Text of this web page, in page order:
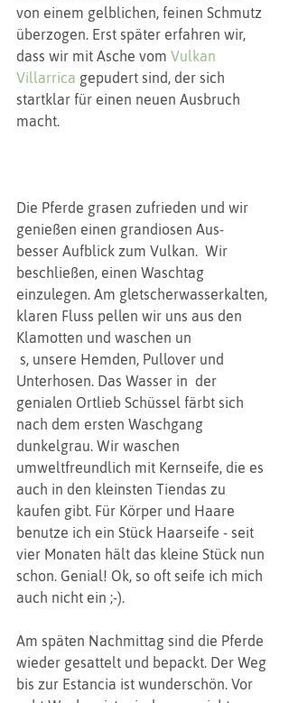
von einem gelblichen, feinen Schmutz
überzogen. Erst später erfahren wir,
dass wir mit Asche vom Vulkan
Villarrica gepudert sind, der sich
startklar für einen neuen Ausbruch
macht.
Die Pferde grasen zufrieden und wir
genießen einen grandiosen Aus-
besser Aufblick zum Vulkan.  Wir
beschließen, einen Waschtag
einzulegen. Am gletscherwasserkalten,
klaren Fluss pellen wir uns aus den
Klamotten und waschen un
Unterhosen. Das Wasser in  der
genialen Ortlieb Schüssel färbt sich
nach dem ersten Waschgang
dunkelgrau. Wir waschen
umweltfreundlich mit Kernseife, die es
auch in den kleinsten Tiendas zu
kaufen gibt. Für Körper und Haare
benutze ich ein Stück Haarseife - seit
vier Monaten hält das kleine Stück nun
schon. Genial! Ok, so oft seife ich mich
auch nicht ein ;-).
Am späten Nachmittag sind die Pferde
wieder gesattelt und bepackt. Der Weg
bis zur Estancia ist wunderschön. Vor